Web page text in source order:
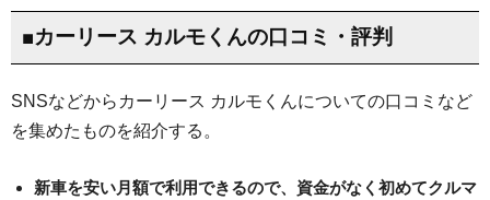
■カーリース カルモくんの口コミ・評判
SNSなどからカーリース カルモくんについての口コミなど
を集めたものを紹介する。
新車を安い月額で利用できるので、資金がなく初めてクルマ